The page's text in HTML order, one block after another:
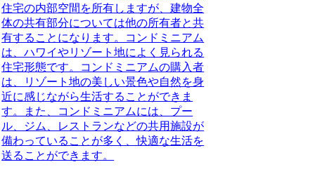
住宅の内部空間を所有しますが、建物全
体の共有部分については他の所有者と共
有することになります。コンドミニアム
は、ハワイやリゾート地によく見られる
住宅形態です。コンドミニアムの購入者
は、リゾート地の美しい景色や自然を身
近に感じながら生活することができま
す。また、コンドミニアムには、プー
ル、ジム、レストランなどの共用施設が
備わっていることが多く、快適な生活を
送ることができます。